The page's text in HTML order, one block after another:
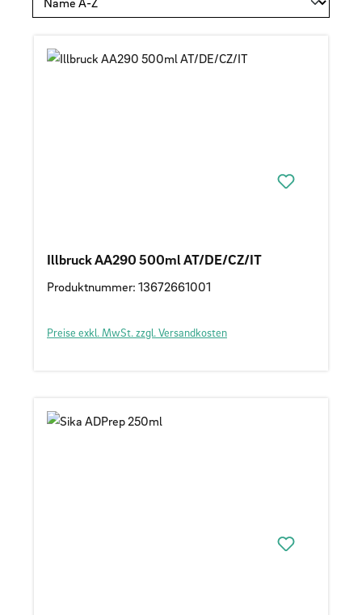
Illbruck AA290 500ml AT/DE/CZ/IT
Produktnummer: 13672661001
Preise exkl. MwSt. zzgl. Versandkosten